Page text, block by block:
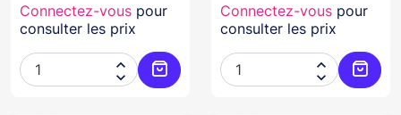
Connectez-vous pour
consulter les prix


Ajouter au panier
Connectez-vous pour
consulter les prix

